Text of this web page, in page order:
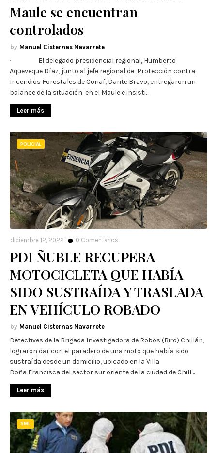
Maule se encuentran
controlados
Manuel Cisternas Navarrete
· El delegado presidencial regional, Humberto
Aqueveque Díaz, junto al jefe regional de Protección contra
Incendios Forestales de Conaf, Dante Bravo, entregaron un
balance de la situación en el Maule e insisti…
Leer más
POLICIAL
diciembre 12, 2022 0 Comentarios
PDI ÑUBLE RECUPERA
MOTOCICLETA QUE HABÍA
SIDO SUSTRAÍDA Y TRASLADA
EN VEHÍCULO ROBADO
Manuel Cisternas Navarrete
Detectives de la Brigada Investigadora de Robos (Biro) Chillán,
lograron dar con el paradero de una moto que había sido
sustraída desde un domicilio, ubicado en la Villa
Doña Francisca del sector sur oriente de la ciudad de Chill…
Leer más
SML